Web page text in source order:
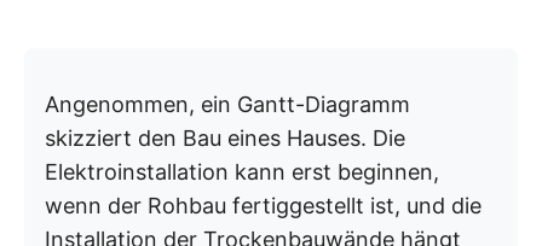
Angenommen, ein Gantt-Diagramm
skizziert den Bau eines Hauses. Die
Elektroinstallation kann erst beginnen,
wenn der Rohbau fertiggestellt ist, und die
Installation der Trockenbauwände hängt